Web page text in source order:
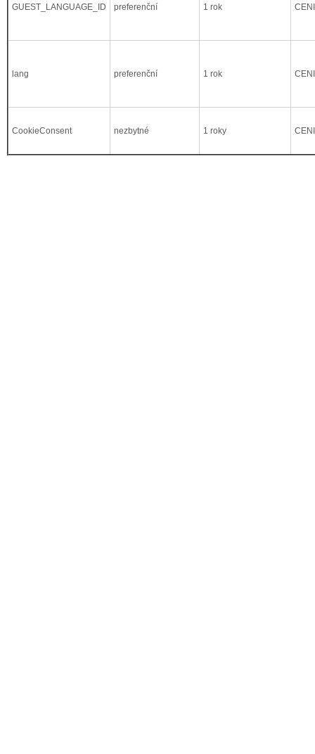
GUEST_LANGUAGE_ID preferenční 1 rok
lang preferenční 1 rok
CookieConsent nezbytné 1 roky